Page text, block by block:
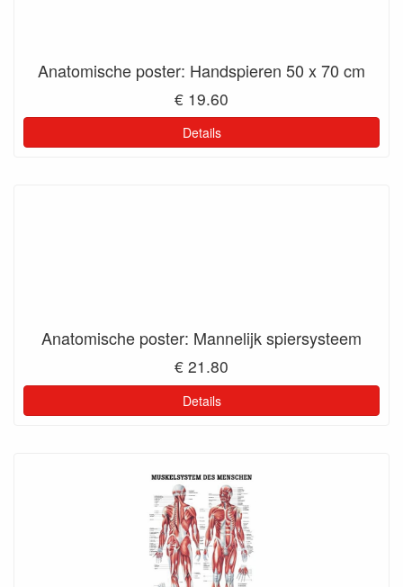
Anatomische poster: Handspieren 50 x 70 cm
€ 19.60
Details
Anatomische poster: Mannelijk spiersysteem
€ 21.80
Details